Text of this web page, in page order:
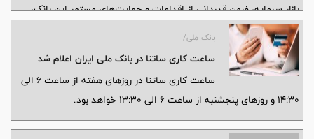
بازار سرمایه، ضمن قدردانی از اقدامات و حمایت‌های مستمر این بانک،
نقش بانک ملی ایران در تقویت اقتصاد و عبور کشور از بحران‌ها را برجسته
دانست.
بانک ملی/
ساعت کاری ساتنا در بانک ملی ایران اعلام شد
ساعت کاری ساتنا در روزهای هفته از ساعت ۶ الی
۱۴:۳۰ و روزهای پنجشنبه از ساعت ۶ الی ۱۳:۳۰ خواهد بود.